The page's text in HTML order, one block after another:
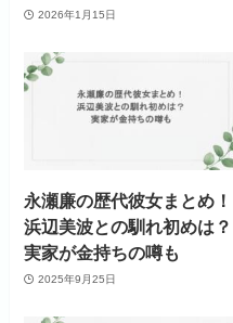
2026年1月15日
永瀬廉の歴代彼女まとめ！
浜辺美波との馴れ初めは？
実家が金持ちの噂も
2025年9月25日